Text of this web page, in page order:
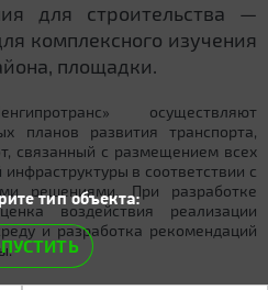
для строительства —
комплексного изучения
площадки.
осуществляют
планов развития транспорта,
связанный с размещением всех
в соответствии с
решениями. При разработке
воздействия реализации
и разработка рекомендаций
тип объекта: